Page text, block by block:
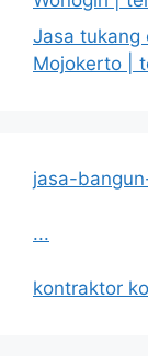
Jasa tukang
Mojokerto |
jasa-
...
kontraktor